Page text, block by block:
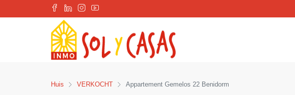
Huis VERKOCHT Appartement Gemelos 22 Benidorm